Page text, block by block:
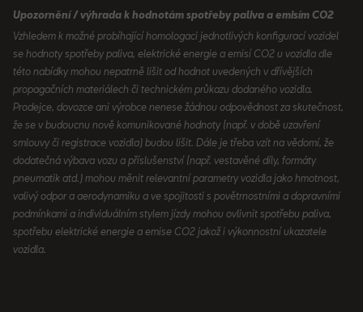
Upozornění / výhrada k hodnotám spotřeby paliva a emisím CO2
Vzhledem k možné probíhající homologaci jednotlivých konfigurací vozidel
se hodnoty spotřeby paliva, elektrické energie a emisí CO2 u vozidla dle
této nabídky mohou nepatrně lišit od hodnot uvedených v dřívějších
propagačních materiálech či technickém průkazu dodaného vozidla.
Prodejce, dovozce ani výrobce nenese žádnou odpovědnost za skutečnost,
že se v budoucnu nově komunikované hodnoty (např. v době uzavření
smlouvy či registrace vozidla) budou lišit. Dále je třeba vzít na vědomí, že
dodatečná výbava vozu a příslušenství (např. vestavěné díly, formáty
pneumatik atd.) mohou měnit relevantní parametry vozidla jako hmotnost,
valivý odpor a aerodynamiku a ve spojitosti s povětrnostními a dopravními
podmínkami a individuálním stylem jízdy mohou ovlivnit spotřebu paliva,
spotřebu elektrické energie a emise CO2 jakož i výkonnostní ukazatele
vozidla.